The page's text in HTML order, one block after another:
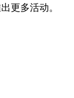
更多活动。